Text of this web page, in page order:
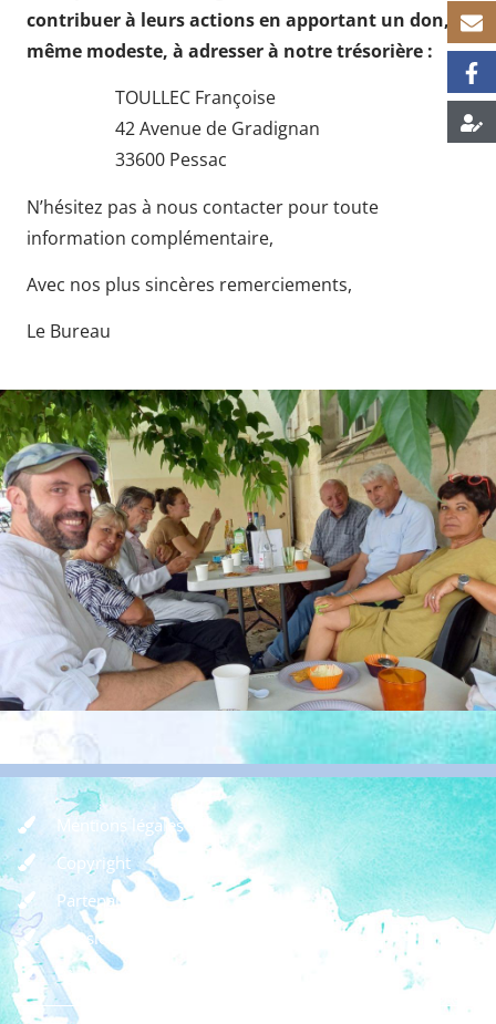
contribuer à leurs actions en apportant un don,
même modeste, à adresser à notre trésorière :
TOULLEC Françoise
42 Avenue de Gradignan
33600 Pessac
N’hésitez pas à nous contacter pour toute
information complémentaire,
Avec nos plus sincères remerciements,
Le Bureau
Mentions légales
Copyright
Partenaires
Dossier de presse
Règlement des concours